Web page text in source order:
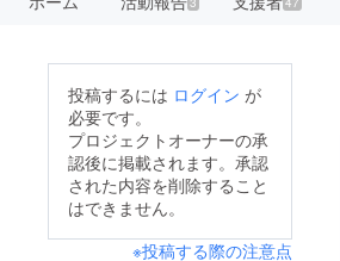
投稿するには ログイン が
必要です。
プロジェクトオーナーの承
認後に掲載されます。承認
された内容を削除すること
はできません。
※投稿する際の注意点